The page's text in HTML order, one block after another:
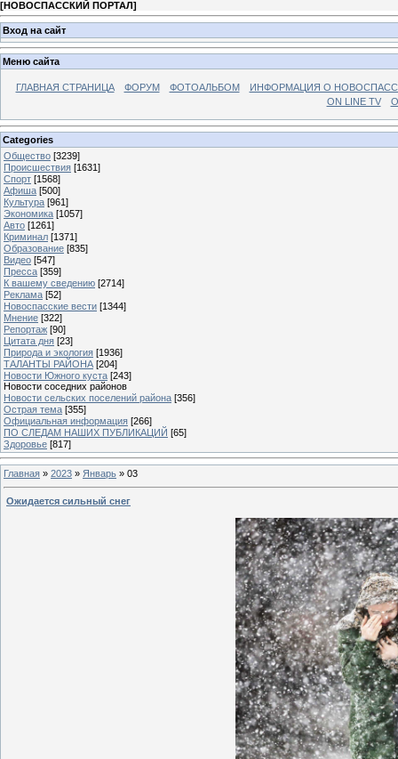
[НОВОСПАССКИЙ ПОРТАЛ]
Вход на сайт
Меню сайта
ГЛАВНАЯ СТРАНИЦА ФОРУМ ФОТОАЛЬБОМ
ИНФОРМАЦИЯ О
ON LINE TV
Categories
Общество [3239]
Происшествия [1631]
Спорт [1568]
Афиша [500]
Культура [961]
Экономика [1057]
Авто [1261]
Криминал [1371]
Образование [835]
Видео [547]
Пресса [359]
К вашему сведению [2714]
Реклама [52]
Новоспасские вести [1344]
Мнение [322]
Репортаж [90]
Цитата дня [23]
Природа и экология [1936]
ТАЛАНТЫ РАЙОНА [204]
Новости Южного куста [243]
Новости соседних районов
Новости сельских поселений района [356]
Острая тема [355]
Официальная информация [266]
ПО СЛЕДАМ НАШИХ ПУБЛИКАЦИЙ [65]
Здоровье [817]
Главная » 2023 » Январь » 03
Ожидается сильный снег